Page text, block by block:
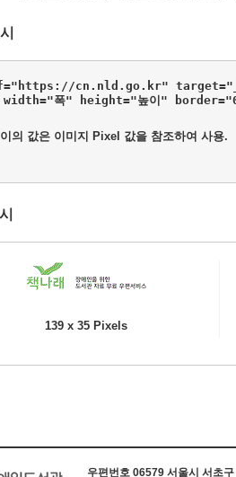
cn.nld.go.kr"
폭" height="높이"
의 값은 이미지 Pixel 값을 참조하여 사용.
139 x 35 Pixels
우편번호 06579 서울시 서초